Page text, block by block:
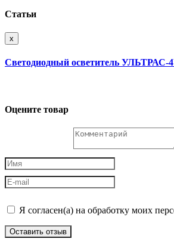
Статьи
x
Светодиодный осветитель УЛЬТРАС-
Оцените товар
Я согласен(а) на обработку моих
Оставить отзыв